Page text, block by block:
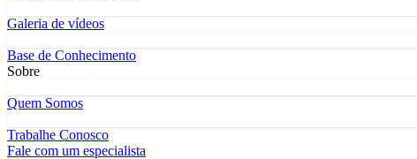
Galeria de vídeos
Base de Conhecimento
Sobre
Quem Somos
Trabalhe Conosco
Fale com um especialista